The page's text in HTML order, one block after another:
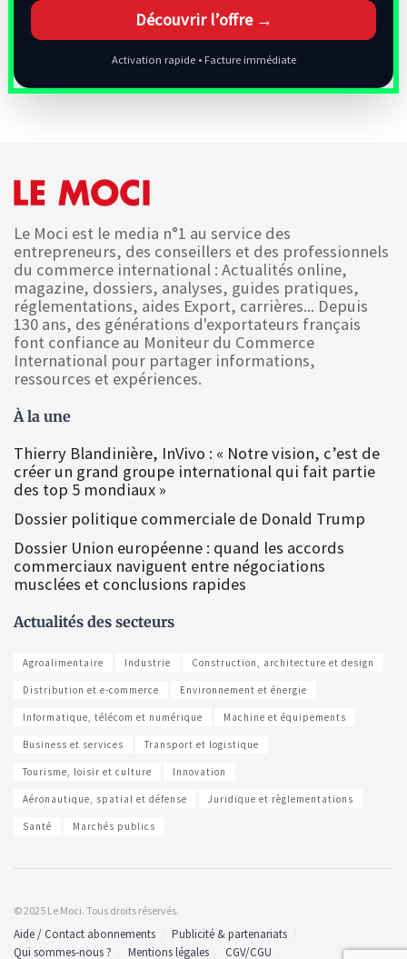
Découvrir l’offre →
Activation rapide • Facture immédiate
Le Moci est le media n°1 au service des
entrepreneurs, des conseillers et des professionnels
du commerce international : Actualités online,
magazine, dossiers, analyses, guides pratiques,
réglementations, aides Export, carrières... Depuis
130 ans, des générations d'exportateurs français
font confiance au Moniteur du Commerce
International pour partager informations,
ressources et expériences.
À la une
Thierry Blandinière, InVivo : « Notre vision, c’est de
créer un grand groupe international qui fait partie
des top 5 mondiaux »
Dossier politique commerciale de Donald Trump
Dossier Union européenne : quand les accords
commerciaux naviguent entre négociations
musclées et conclusions rapides
Actualités des secteurs
Agroalimentaire Industrie Construction, architecture et design
Distribution et e-commerce Environnement et énergie
Informatique, télécom et numérique Machine et équipements
Business et services Transport et logistique
Tourisme, loisir et culture Innovation
Aéronautique, spatial et défense Juridique et règlementations
Santé Marchés publics
© 2025 Le Moci. Tous droits réservés.
Aide / Contact abonnements
Publicité & partenariats
Qui sommes-nous ?
Mentions légales CGV/CGU